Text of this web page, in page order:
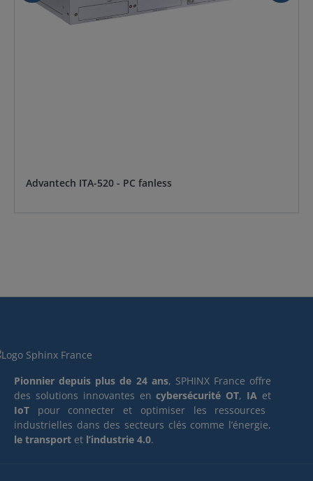
Advantech ITA-520 - PC fanless
Pionnier depuis plus de 24 ans, SPHINX France offre
des solutions innovantes encybersécurité OT, IA et
IoT pour connecter et optimiser les ressources
industrielles dans des secteurs clés comme l’énergie,
le transport et l’industrie 4.0.